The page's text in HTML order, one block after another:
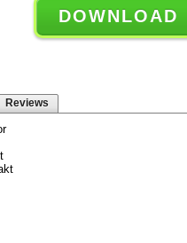
DOWNLOAD
Reviews